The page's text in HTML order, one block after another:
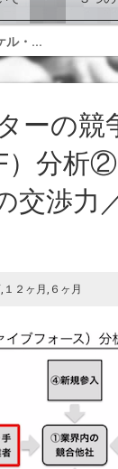
ル・...
ーの競
）分析
交渉力
, １２ヶ月 , ６ヶ月